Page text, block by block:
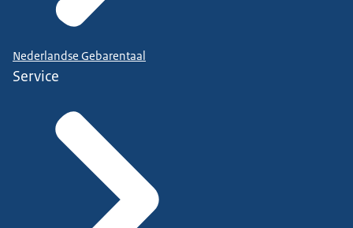
Nederlandse Gebarentaal
Service